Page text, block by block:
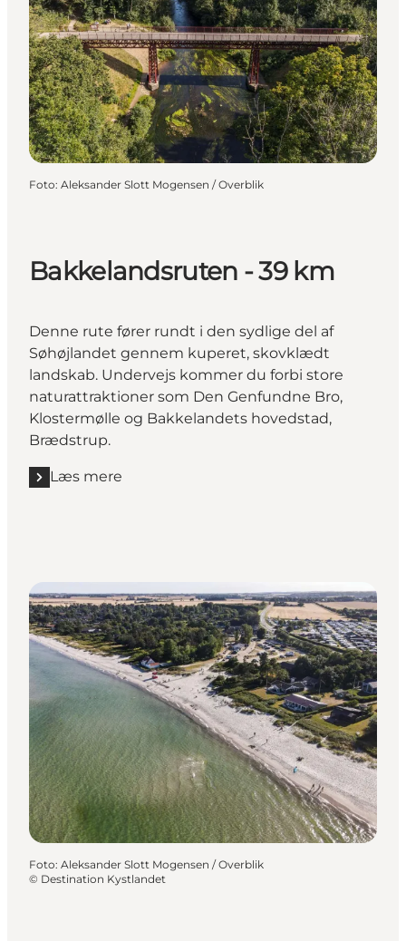
Foto: Aleksander Slott Mogensen / Overblik
Bakkelandsruten - 39 km
Denne rute fører rundt i den sydlige del af
Søhøjlandet gennem kuperet, skovklædt
landskab. Undervejs kommer du forbi store
naturattraktioner som Den Genfundne Bro,
Klostermølle og Bakkelandets hovedstad,
Brædstrup.
Læs mere
Læs mere "Bakkelandsruten - 39 km"
Foto: Aleksander Slott Mogensen / Overblik
© Destination Kystlandet